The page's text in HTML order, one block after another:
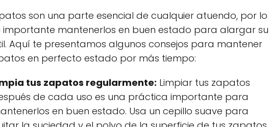
son una parte esencial de cualquier atuendo, por lo
importante mantenerlos en buen estado para alargar su
Aquí te presentamos algunos consejos para mantener
en perfecto estado por más tiempo:
tus zapatos regularmente: Limpiar tus zapatos
de cada uso es una práctica importante para
en buen estado. Usa un cepillo suave para